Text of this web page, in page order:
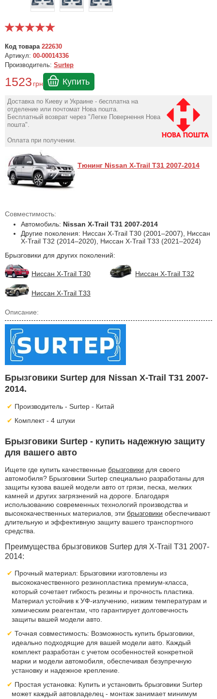
Код товара 222630
Артикул: 00-00014336
Производитель: Surtep
1523 грн Купить
Доставка по Киеву и Украине - бесплатна на
отделение или почтомат Нова пошта.
Бесплатный возврат через "Легке Повернення Нова
пошта".
Оплата при получении.
Тюнинг Nissan X-Trail T31 2007-2014
Совместимость:
Автомобиль: Nissan X-Trail T31 2007-2014
Другие поколения: Ниссан X-Trail T30 (2001–2007), Ниссан
X-Trail T32 (2014–2020), Ниссан X-Trail T33 (2021–2024)
Брызговики для других поколений:
Ниссан X-Trail T30 Ниссан X-Trail T32
Ниссан X-Trail T33
Описание:
Брызговики Surtep для Nissan X-Trail T31 2007-
2014.
Производитель - Surtep - Китай
Комплект - 4 штуки
Брызговики Surtep - купить надежную защиту
для вашего авто
Ищете где купить качественные брызговики для своего
автомобиля? Брызговики Surtep специально разработаны для
защиты кузова вашей модели авто от грязи, песка, мелких
камней и других загрязнений на дороге. Благодаря
использованию современных технологий производства и
высококачественных материалов, эти брызговики обеспечивают
длительную и эффективную защиту вашего транспортного
средства.
Преимущества брызговиков Surtep для X-Trail T31 2007-
2014:
Прочный материал: Брызговики изготовлены из
высококачественного резинопластика премиум-класса,
который сочетает гибкость резины и прочность пластика.
Материал устойчив к УФ-излучению, низким температурам и
химическим реагентам, что гарантирует долговечность
защиты вашей модели авто.
Точная совместимость: Возможность купить брызговики,
идеально подходящие для вашей модели авто. Каждый
комплект разработан с учетом особенностей конкретной
марки и модели автомобиля, обеспечивая безупречную
установку и надежное крепление.
Простая установка: Купить и установить брызговики Surtep
может каждый автовладелец - монтаж занимает минимум